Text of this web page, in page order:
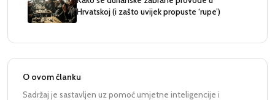
Hrvatskoj (i zašto uvijek propuste ‘rupe’)
O ovom članku
Sadržaj je sastavljen uz pomoć umjetne inteligencije i